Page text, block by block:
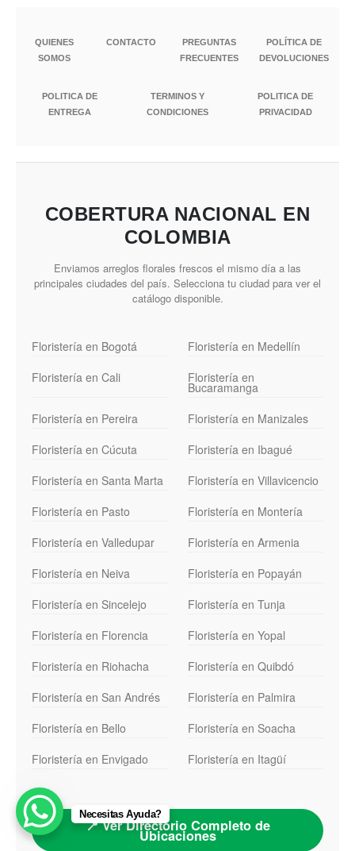
QUIENES
SOMOS
CONTACTO
PREGUNTAS
FRECUENTES
POLÍTICA DE
DEVOLUCIONES
POLITICA DE
ENTREGA
TERMINOS Y
CONDICIONES
POLITICA DE
PRIVACIDAD
COBERTURA NACIONAL EN
COLOMBIA
Enviamos arreglos florales frescos el mismo día a las
principales ciudades del país. Selecciona tu ciudad para ver el
catálogo disponible.
Floristería en Bogotá
Floristería en Medellín
Floristería en Cali
Floristería en
Bucaramanga
Floristería en Pereira
Floristería en Manizales
Floristería en Cúcuta
Floristería en Ibagué
Floristería en Santa Marta
Floristería en Villavicencio
Floristería en Pasto
Floristería en Montería
Floristería en Valledupar
Floristería en Armenia
Floristería en Neiva
Floristería en Popayán
Floristería en Sincelejo
Floristería en Tunja
Floristería en Florencia
Floristería en Yopal
Floristería en Riohacha
Floristería en Quibdó
Floristería en San Andrés
Floristería en Palmira
Floristería en Bello
Floristería en Soacha
Floristería en Envigado
Floristería en Itagüí
📍 Ver Directorio Completo de
Ubicaciones
Necesitas Ayuda?